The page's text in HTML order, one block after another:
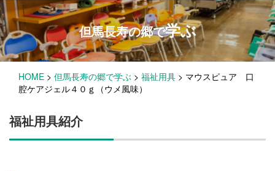
学 ぶ(健康福祉)
泊まる(宿泊)
施設・料金
但馬長寿の郷で学ぶ
HOME > 但馬長寿の郷で学ぶ > 福祉用具 > マウスピュア 口
腔ケアジェル４０ｇ（ウメ風味）
福祉用具紹介